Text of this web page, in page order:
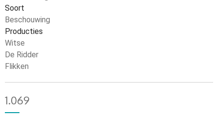
Soort
Beschouwing
Producties
Witse
De Ridder
Flikken
1.069